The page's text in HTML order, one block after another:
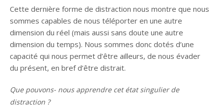
Cette dernière forme de distraction nous montre que nous
sommes capables de nous téléporter en une autre
dimension du réel (mais aussi sans doute une autre
dimension du temps). Nous sommes donc dotés d’une
capacité qui nous permet d’être ailleurs, de nous évader
du présent, en bref d’être distrait.
Que pouvons- nous apprendre cet état singulier de
distraction ?